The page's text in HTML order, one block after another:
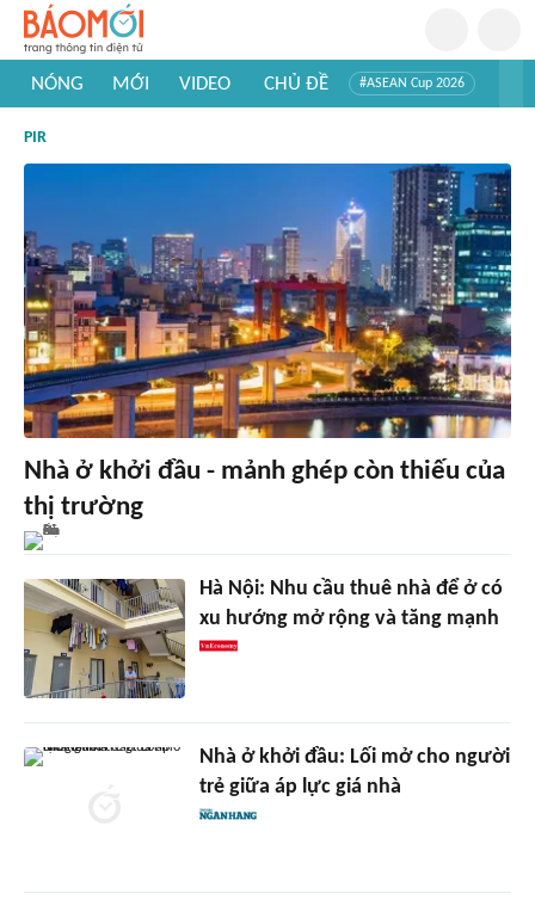
NÓNG MỚI VIDEO CHỦ ĐỀ #ASEAN Cup 2026
#Khám phá thế giới
PIR
Nhà ở khởi đầu - mảnh ghép còn thiếu của
thị trường
Hà Nội: Nhu cầu thuê nhà để ở có
xu hướng mở rộng và tăng mạnh
Nhà ở khởi đầu: Lối mở cho người
trẻ giữa áp lực giá nhà